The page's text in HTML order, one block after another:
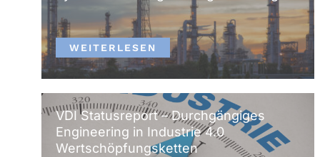
WEITERLESEN
VDI Statusreport – Durchgängiges
Engineering in Industrie 4.0
Wertschöpfungsketten